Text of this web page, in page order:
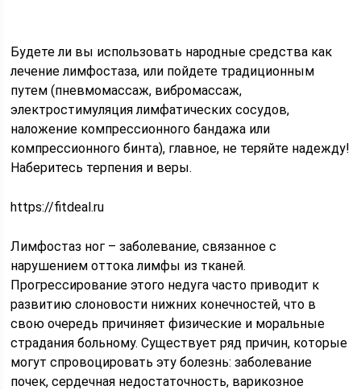
Будете ли вы использовать народные средства как
лечение лимфостаза, или пойдете традиционным
путем (пневмомассаж, вибромассаж,
электростимуляция лимфатических сосудов,
наложение компрессионного бандажа или
компрессионного бинта), главное, не теряйте надежду!
Наберитесь терпения и веры.
https://fitdeal.ru
Лимфостаз ног – заболевание, связанное с
нарушением оттока лимфы из тканей.
Прогрессирование этого недуга часто приводит к
развитию слоновости нижних конечностей, что в
свою очередь причиняет физические и моральные
страдания больному. Существует ряд причин, которые
могут спровоцировать эту болезнь: заболевание
почек, сердечная недостаточность, варикозное